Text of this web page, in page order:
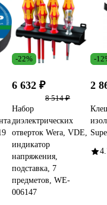
-22%
6 632 ₽
8 514 ₽
Набор
диэлектрических
отверток Wera, VDE,
индикатор
напряжения,
подставка, 7
предметов, WE-
006147
-
2